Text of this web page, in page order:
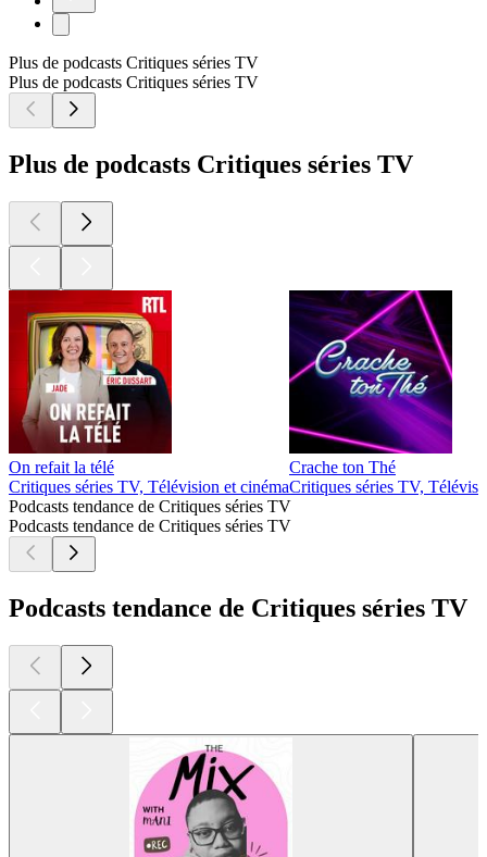
Plus de podcasts Critiques séries TV
Plus de podcasts Critiques séries TV
Plus de podcasts Critiques séries TV
On refait la télé
Critiques séries TV, Télévision et cinéma
Crache ton Thé
Critiques séries TV,
Podcasts tendance de Critiques séries TV
Podcasts tendance de Critiques séries TV
Podcasts tendance de Critiques séries TV